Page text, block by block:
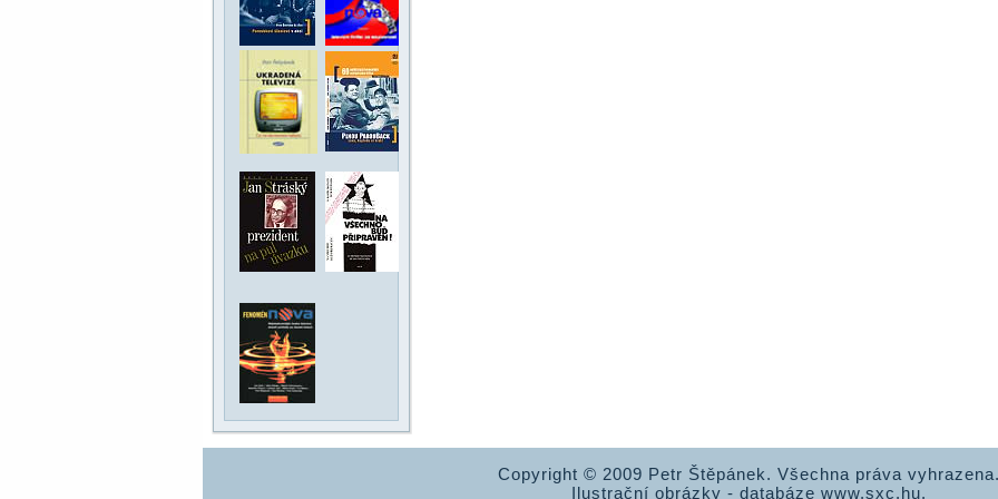
Copyright © 2009 Petr Štěpánek. Všechna práva
Ilustrační obrázky - databáze www.sxc.hu.